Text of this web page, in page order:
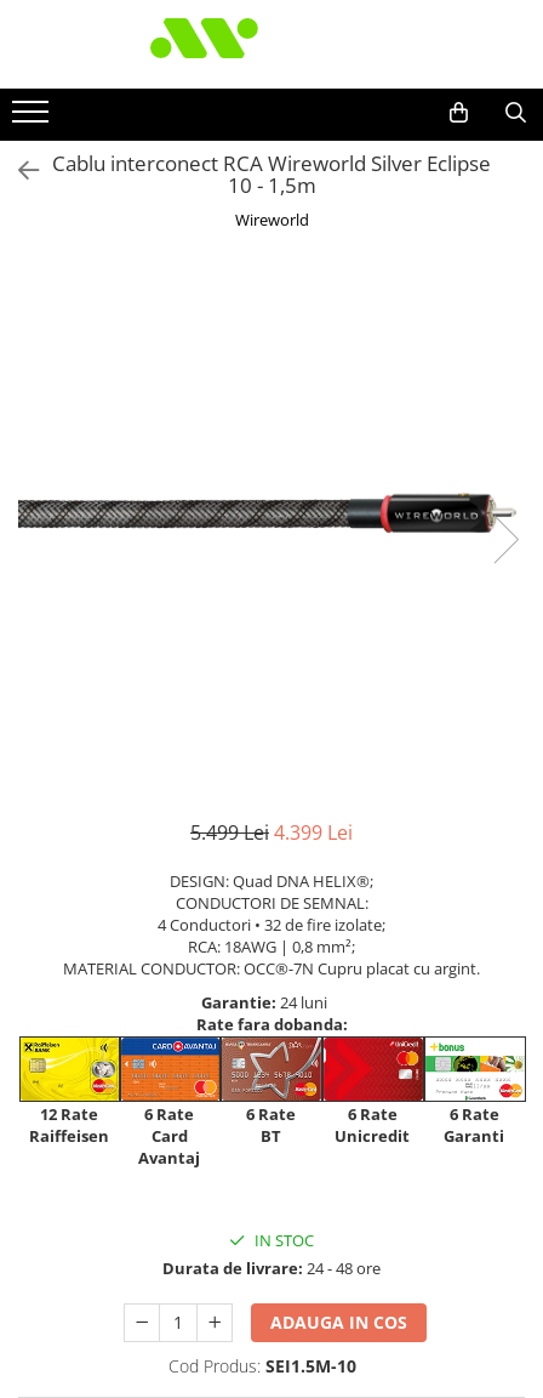
Cablu interconect RCA Wireworld Silver Eclipse
10 - 1,5m
Wireworld
5.499 Lei4.399 Lei
DESIGN: Quad DNA HELIX®;
CONDUCTORI DE SEMNAL:
4 Conductori • 32 de fire izolate;
RCA: 18AWG | 0,8 mm²;
MATERIAL CONDUCTOR: OCC®-7N Cupru placat cu argint.
Garantie: 24 luni
Rate fara dobanda:
12 Rate
Raiffeisen
6 Rate
Card
Avantaj
6 Rate
BT
6 Rate
Unicredit
6 Rate
Garanti
IN STOC
Durata de livrare: 24 - 48 ore
ADAUGA IN COS
Cod Produs: SEI1.5M-10